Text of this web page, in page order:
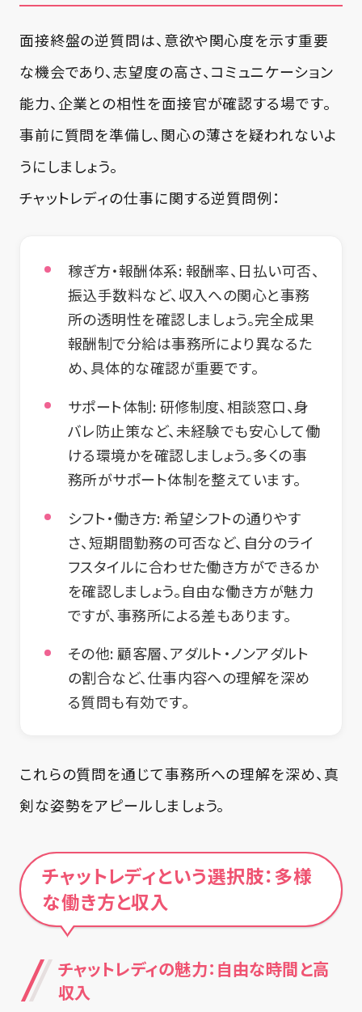
面接終盤の逆質問は、意欲や関心度を示す重要
な機会であり、志望度の高さ、コミュニケーション
能力、企業との相性を面接官が確認する場です。
事前に質問を準備し、関心の薄さを疑われないよ
うにしましょう。
チャットレディの仕事に関する逆質問例：
稼ぎ方・報酬体系:報酬率、日払い可否、
振込手数料など、収入への関心と事務
所の透明性を確認しましょう。完全成果
報酬制で分給は事務所により異なるた
め、具体的な確認が重要です。
サポート体制:研修制度、相談窓口、身
バレ防止策など、未経験でも安心して働
ける環境かを確認しましょう。多くの事
務所がサポート体制を整えています。
シフト・働き方:希望シフトの通りやす
さ、短期間勤務の可否など、自分のライ
フスタイルに合わせた働き方ができるか
を確認しましょう。自由な働き方が魅力
ですが、事務所による差もあります。
その他:顧客層、アダルト・ノンアダルト
の割合など、仕事内容への理解を深め
る質問も有効です。
これらの質問を通じて事務所への理解を深め、真
剣な姿勢をアピールしましょう。
チャットレディという選択肢：多様
な働き方と収入
チャットレディの魅力：自由な時間と高
収入